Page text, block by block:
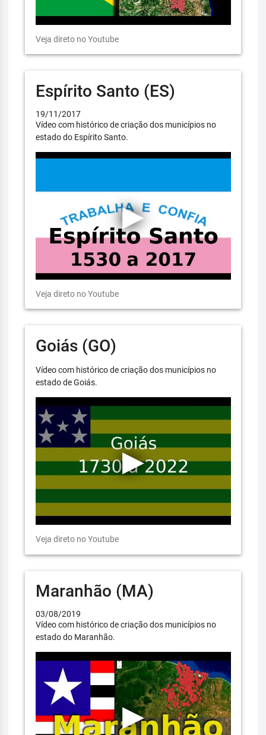
Veja direto no Youtube
Espírito Santo (ES)
19/11/2017
Vídeo com histórico de criação dos municípios no
estado do Espírito Santo.
Veja direto no Youtube
Goiás (GO)
Vídeo com histórico de criação dos municípios no
estado de Goiás.
Veja direto no Youtube
Maranhão (MA)
03/08/2019
Vídeo com histórico de criação dos municípios no
estado do Maranhão.